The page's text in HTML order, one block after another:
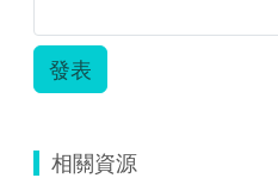
發表
相關資源